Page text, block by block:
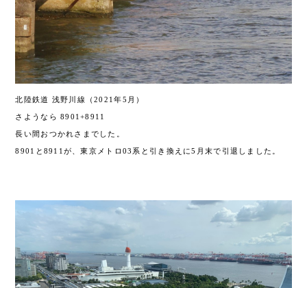
北陸鉄道 浅野川線 （2021年5月）
さようなら 8901+8911
長い間おつかれさまでした。
8901と8911が、東京メトロ03系と引き換えに5月末で引 退しました。